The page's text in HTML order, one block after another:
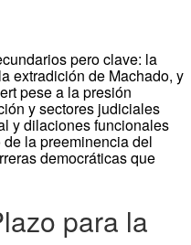
pero clave: la
extradición de Machado, y
pese a la presión
y sectores judiciales
y dilaciones funcionales
la preeminencia del
democráticas que
para la